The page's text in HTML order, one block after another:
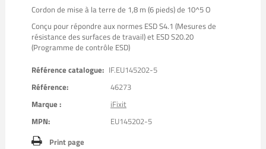
Cordon de mise à la terre de 1,8 m (6 pieds) de 10^5 O
Conçu pour répondre aux normes ESD S4.1 (Mesures de
résistance des surfaces de travail) et ESD S20.20
(Programme de contrôle ESD)
Référence catalogue: IF.EU145202-5
Référence:
46273
Marque :
iFixit
MPN:
EU145202-5
Print page